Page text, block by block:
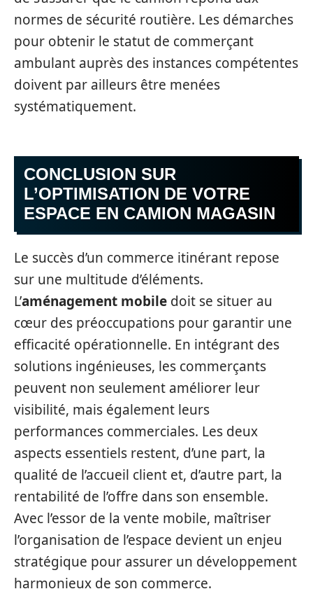
normes de sécurité routière. Les démarches
pour obtenir le statut de commerçant
ambulant auprès des instances compétentes
doivent par ailleurs être menées
systématiquement.
CONCLUSION SUR
L’OPTIMISATION DE VOTRE
ESPACE EN CAMION MAGASIN
Le succès d’un commerce itinérant repose
sur une multitude d’éléments.
L’aménagement mobile doit se situer au
cœur des préoccupations pour garantir une
efficacité opérationnelle. En intégrant des
solutions ingénieuses, les commerçants
peuvent non seulement améliorer leur
visibilité, mais également leurs
performances commerciales. Les deux
aspects essentiels restent, d’une part, la
qualité de l’accueil client et, d’autre part, la
rentabilité de l’offre dans son ensemble.
Avec l’essor de la vente mobile, maîtriser
l’organisation de l’espace devient un enjeu
stratégique pour assurer un développement
harmonieux de son commerce.